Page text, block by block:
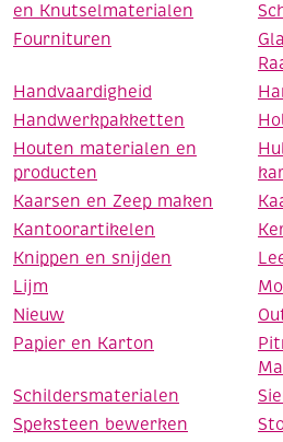
en Knutselmaterialen
Fournituren
Handvaardigheid
Handwerkpakketten
Houten materialen en
producten
Kaarsen en Zeep maken
Kantoorartikelen
Knippen en snijden
Lijm
Nieuw
Papier en Karton
Schildersmaterialen
Speksteen bewerken